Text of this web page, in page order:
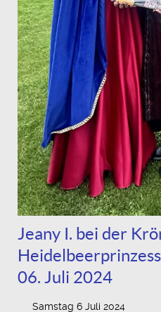
Jeany I. bei der
06. Juli 2024
Samstag 6 Juli 2024